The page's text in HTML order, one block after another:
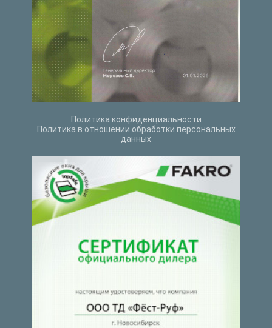
Политика конфиденциальности
Политика в отношении обработки персональных
данных